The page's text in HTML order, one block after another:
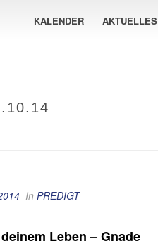
KALENDER AKTUELLES
In PREDIGT
Leben – Gnade